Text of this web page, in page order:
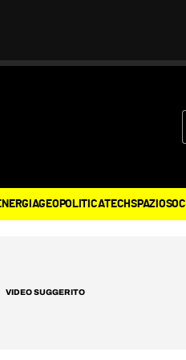
GEOPOLITICATECHSPAZIO
VIDEO SUGGERITO